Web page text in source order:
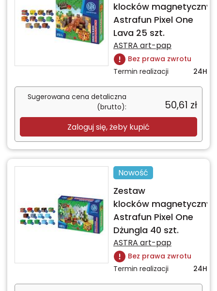
klocków
Astrafun Pixel One
Lava 25 szt.
ASTRA art-pap
Bez prawa zwrotu
Termin realizacji
24H
Sugerowana cena detaliczna
(brutto):
50,61 zł
Zaloguj się, żeby kupić
Nowość
Zestaw
klocków
Astrafun Pixel One
Dżungla 40 szt.
ASTRA art-pap
Bez prawa zwrotu
Termin realizacji
24H